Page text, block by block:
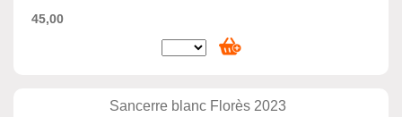
45,00
Sancerre blanc Florès 2023